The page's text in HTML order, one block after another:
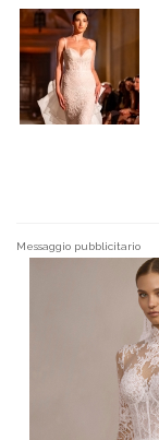
Messaggio pubblicitario